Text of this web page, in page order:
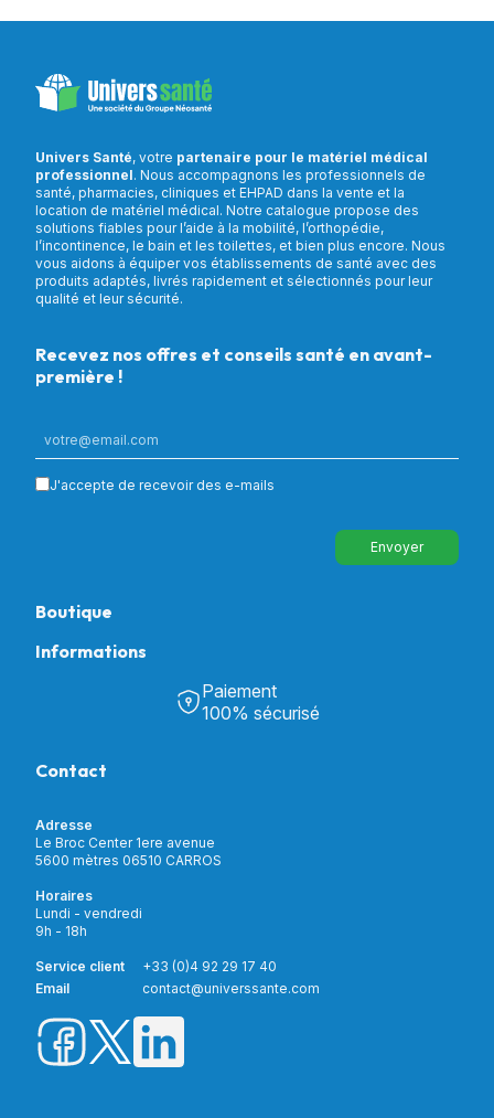
Univers Santé, votre partenaire pour le matériel médical
professionnel. Nous accompagnons les professionnels de
santé, pharmacies, cliniques et EHPAD dans la vente et la
location de matériel médical. Notre catalogue propose des
solutions fiables pour l’aide à la mobilité, l’orthopédie,
l’incontinence, le bain et les toilettes, et bien plus encore. Nous
vous aidons à équiper vos établissements de santé avec des
produits adaptés, livrés rapidement et sélectionnés pour leur
qualité et leur sécurité.
Recevez nos offres et conseils santé en avant-
première !
J'accepte de recevoir des e-mails
Envoyer
Boutique
Puériculture
Incontinence
Soins & Diagnostic
Aide à la mobilité
Matériel de location
Nouveautés
Promotions
Prix barrés
Informations
Découvrir Univers Santé
Notre catalogue
Mon compte
Livraison et paiement
Paiement
100% sécurisé
Contact
Adresse
Le Broc Center 1ere avenue
5600 mètres 06510 CARROS
Horaires
Lundi - vendredi
9h - 18h
Service client
+33 (0)4 92 29 17 40
Email
contact@universsante.com